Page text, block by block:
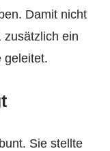
Damit nicht
zusätzlich ein
geleitet.
Sie stellte